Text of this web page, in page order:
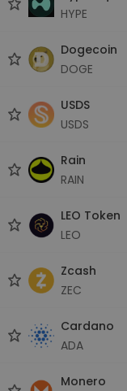
HYPE
Dogecoin
DOGE
USDS
USDS
Rain
RAIN
LEO Token
LEO
Zcash
ZEC
Cardano
ADA
Monero